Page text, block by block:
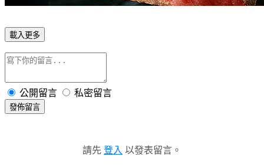
載入更多
公開留言 私密留言
發佈留言
請先 登入 以發表留言。